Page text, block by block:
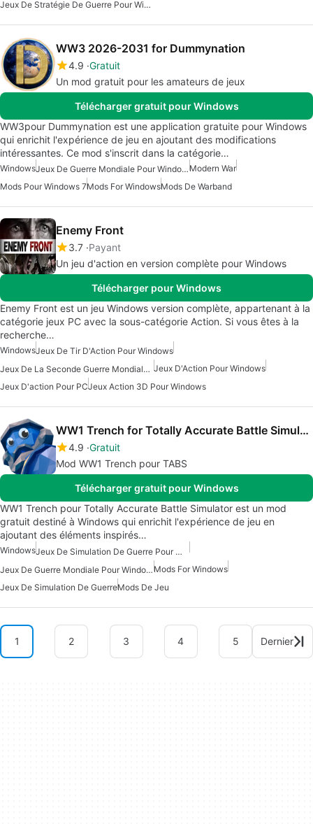
Jeux De Stratégie De Guerre Pour Windows
WW3 2026-2031 for Dummynation
4.9 Gratuit
Un mod gratuit pour les amateurs de jeux
Télécharger gratuit pour Windows
WW3pour Dummynation est une application gratuite pour Windows
qui enrichit l'expérience de jeu en ajoutant des modifications
intéressantes. Ce mod s'inscrit dans la catégorie…
Windows Jeux De Guerre Mondiale Pour Windows Modern War
Mods Pour Windows 7Mods For WindowsMods De Warband
Enemy Front
3.7 Payant
Un jeu d'action en version complète pour Windows
Télécharger pour Windows
Enemy Front est un jeu Windows version complète, appartenant à la
catégorie jeux PC avec la sous-catégorie Action. Si vous êtes à la
recherche…
WindowsJeux De Tir D'Action Pour Windows
Jeux De La Seconde Guerre Mondiale Pour Windows Jeux D'Action Pour Windows
Jeux D'action Pour PCJeux Action 3D Pour Windows
WW1 Trench for Totally Accurate Battle Simulator
4.9 Gratuit
Mod WW1 Trench pour TABS
Télécharger gratuit pour Windows
WW1 Trench pour Totally Accurate Battle Simulator est un mod
gratuit destiné à Windows qui enrichit l'expérience de jeu en
ajoutant des éléments inspirés…
Windows
Jeux De Simulation De Guerre Pour Windows
Jeux De Guerre Mondiale Pour Windows Mods For Windows
Jeux De Simulation De GuerreMods De Jeu
1 2 3 4 5 Dernier